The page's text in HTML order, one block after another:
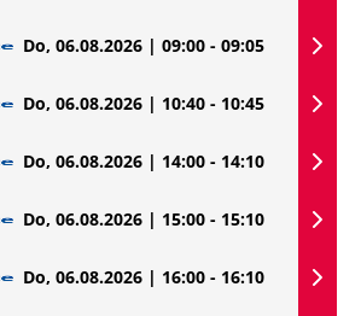
Do, 06.08.2026 | 09:00 - 09:05
Do, 06.08.2026 | 10:40 - 10:45
Do, 06.08.2026 | 14:00 - 14:10
Do, 06.08.2026 | 15:00 - 15:10
Do, 06.08.2026 | 16:00 - 16:10